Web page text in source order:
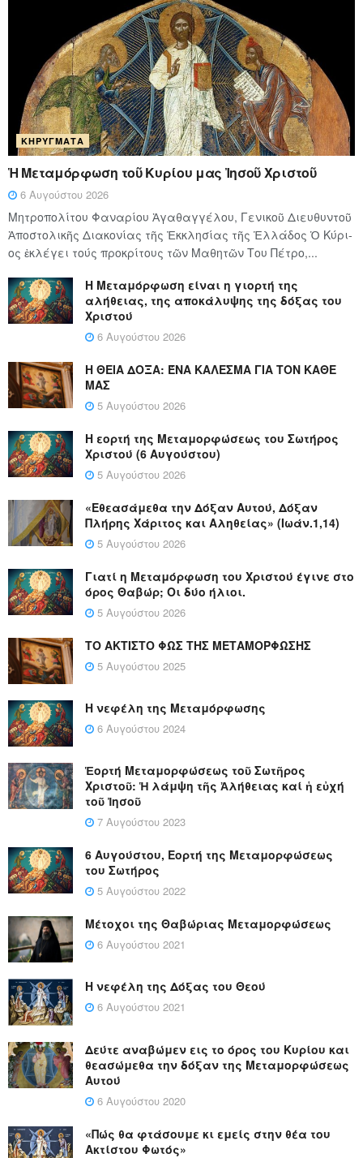
ΚΗΡΎΓΜΑΤΑ
Ἡ Μεταμόρφωση τοῦ Κυρίου μας Ἰησοῦ Χριστοῦ
6 Αυγούστου 2026
Μητροπολίτου Φαναρίου Ἀγαθαγγέλου, Γενικοῦ Διευθυντοῦ
Ἀποστολικῆς Διακονίας τῆς Ἐκκλησίας τῆς Ἑλλάδος Ὁ Κύ­ρι­
ος ἐκλέγει τούς προ­κρί­τους τῶν Μα­θη­τῶν Του Πέ­τρο,...
Η Μεταμόρφωση είναι η γιορτή της
αλήθειας, της αποκάλυψης της δόξας του
Χριστού
6 Αυγούστου 2026
Η ΘΕΙΑ ΔΟΞΑ: ΈΝΑ ΚΑΛΕΣΜΑ ΓΙΑ ΤΟΝ ΚΑΘΕ
ΜΑΣ
5 Αυγούστου 2026
Η εορτή της Μεταμορφώσεως του Σωτήρος
Χριστού (6 Αυγούστου)
5 Αυγούστου 2026
«Εθεασάμεθα την Δόξαν Αυτού, Δόξαν
Πλήρης Χάριτος και Αληθείας» (Ιωάν.1,14)
5 Αυγούστου 2026
Γιατί η Μεταμόρφωση του Χριστού έγινε στο
όρος Θαβώρ; Οι δύο ήλιοι.
5 Αυγούστου 2026
ΤΟ ΑΚΤΙΣΤΟ ΦΩΣ ΤΗΣ ΜΕΤΑΜΟΡΦΩΣΗΣ
5 Αυγούστου 2025
Η νεφέλη της Μεταμόρφωσης
6 Αυγούστου 2024
Ἑορτή Μεταμορφώσεως τοῦ Σωτῆρος
Χριστοῦ: Ἡ λάμψη τῆς Ἀλήθειας καί ἡ εὐχή
τοῦ Ἰησοῦ
7 Αυγούστου 2023
6 Αυγούστου, Εορτή της Μεταμορφώσεως
του Σωτήρος
5 Αυγούστου 2022
Μέτοχοι της Θαβώριας Μεταμορφώσεως
6 Αυγούστου 2021
Η νεφέλη της Δόξας του Θεού
6 Αυγούστου 2021
Δεύτε αναβώμεν εις το όρος του Κυρίου και
θεασώμεθα την δόξαν της Μεταμορφώσεως
Αυτού
6 Αυγούστου 2020
«Πώς θα φτάσουμε κι εμείς στην θέα του
Ακτίστου Φωτός»